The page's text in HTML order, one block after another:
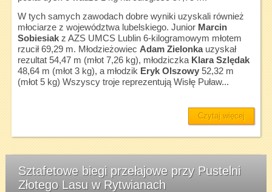
W tych samych zawodach dobre wyniki uzyskali również
młociarze z województwa lubelskiego. Junior Marcin
Sobiesiakz AZS UMCS Lublin 6-kilogramowym młotem
rzucił 69,29 m. Młodzieżowiec Adam Zielonkauzyskał
rezultat 54,47 m (młot 7,26 kg), młodziczkaKlara Szlędak
48,64 m (młot 3 kg), a młodzik Eryk Olszowy52,32 m
(młot 5 kg) Wszyscy troje reprezentują Wisłę Puław...
Czytaj więcej
Sztafetowe biegi przełajowe przy Pustelni
Złotego Lasu w Rytwianach